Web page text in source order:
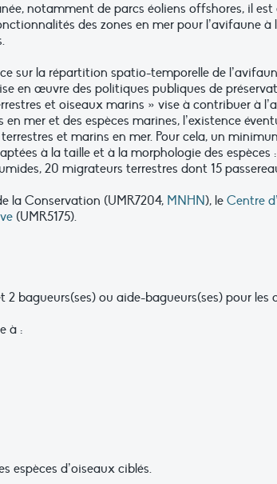
notamment de parcs éoliens offshores, il est
des zones en mer pour l’avifaune à
sur la répartition spatio-temporelle de
en œuvre des politiques publiques de
et oiseaux marins » vise à contribuer à
mer et des espèces marines, l’existence
et marins en mer. Pour cela, un
à la taille et à la morphologie des espèces
20 migrateurs terrestres dont 15
la Conservation (UMR7204, MNHN), le Centre
(UMR5175).
bagueurs(ses) ou aide-bagueurs(ses) pour les
à :
espèces d’oiseaux ciblés.